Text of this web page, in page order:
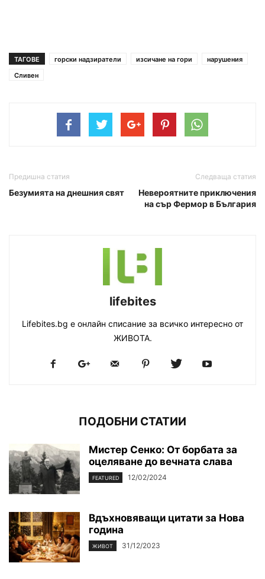
ТАГОВЕ горски надзиратели изсичане на гори
нарушения
Сливен
Предишна статия
Безумията на днешния свят
Следваща статия
Невероятните приключения
на сър Фермор в България
lifebites
Lifebites.bg е онлайн списание за всичко интересно от
ЖИВОТА.
ПОДОБНИ СТАТИИ
Мистер Сенко: От борбата за
оцеляване до вечната слава
FEATURED 12/02/2024
Вдъхновяващи цитати за Нова
година
ЖИВОТ 31/12/2023